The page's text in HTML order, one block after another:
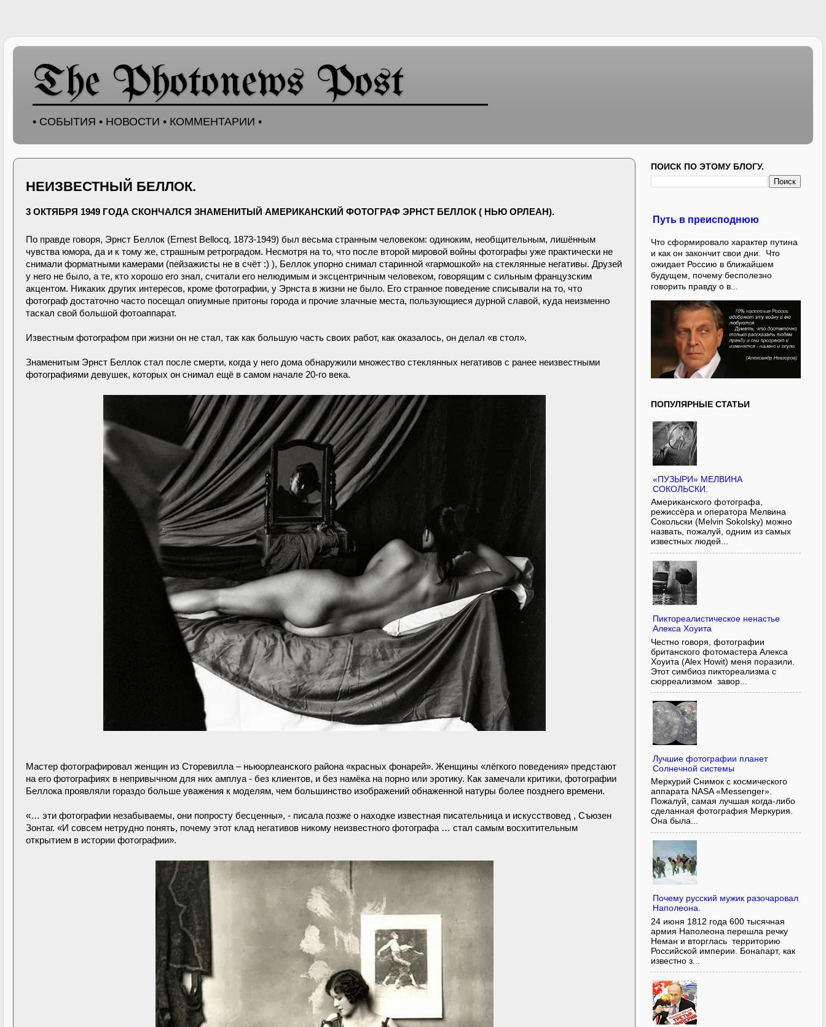
The Photonews Post
• СОБЫТИЯ • НОВОСТИ • КОММЕНТАРИИ •
НЕИЗВЕСТНЫЙ БЕЛЛОК.
3 ОКТЯБРЯ 1949 ГОДА СКОНЧАЛСЯ ЗНАМЕНИТЫЙ АМЕРИКАНСКИЙ ФОТОГРАФ ЭРНСТ БЕЛЛОК ( НЬЮ ОРЛЕАН).
По правде говоря, Эрнст Беллок (Ernest Bellocq, 1873-1949) был весьма странным человеком: одиноким, необщительным, лишённым
чувства юмора, да и к тому же, страшным ретроградом. Несмотря на то, что после второй мировой войны фотографы уже практически не
снимали форматными камерами (пейзажисты не в счёт :) ), Беллок упорно снимал старинной «гармошкой» на стеклянные негативы. Друзей
у него не было, а те, кто хорошо его знал, считали его нелюдимым и эксцентричным человеком, говорящим с сильным французским
акцентом. Никаких других интересов, кроме фотографии, у Эрнста в жизни не было. Его странное поведение списывали на то, что
фотограф достаточно часто посещал опиумные притоны города и прочие злачные места, пользующиеся дурной славой, куда неизменно
таскал свой большой фотоаппарат.
Известным фотографом при жизни он не стал, так как большую часть своих работ, как оказалось, он делал «в стол».
Знаменитым Эрнст Беллок стал после смерти, когда у него дома обнаружили множество стеклянных негативов с ранее неизвестными
фотографиями девушек, которых он снимал ещё в самом начале 20-го века.
Мастер фотографировал женщин из Сторевилла – ньюорлеанского района «красных фонарей». Женщины «лёгкого поведения» предстают
на его фотографиях в непривычном для них амплуа - без клиентов, и без намёка на порно или эротику. Как замечали критики, фотографии
Беллока проявляли гораздо больше уважения к моделям, чем большинство изображений обнаженной натуры более позднего времени.
«… эти фотографии незабываемы, они попросту бесценны», - писала позже о находке известная писательница и искусствовед , Съюзен
Зонтаг. «И совсем нетрудно понять, почему этот клад негативов никому неизвестного фотографа … стал самым восхитительным
открытием в истории фотографии».
ПОИСК ПО ЭТОМУ БЛОГУ.
Путь в преисподнюю
Что сформировало характер путина
и как он закончит свои дни. Что
ожидает Россию в ближайшем
будущем, почему бесполезно
говорить правду о в...
ПОПУЛЯРНЫЕ СТАТЬИ
«ПУЗЫРИ» МЕЛВИНА
СОКОЛЬСКИ.
Американского фотографа,
режиссёра и оператора Мелвина
Сокольски (Melvin Sokolsky) можно
назвать, пожалуй, одним из самых
известных людей...
Пиктореалистическое ненастье
Алекса Хоуита
Честно говоря, фотографии
британского фотомастера Алекса
Хоуита (Alex Howit) меня поразили.
Этот симбиоз пиктореализма с
сюрреализмом завор...
Лучшие фотографии планет
Солнечной системы
Меркурий Снимок с космического
аппарата NASA «Messenger».
Пожалуй, самая лучшая когда-либо
сделанная фотография Меркурия.
Она была...
Почему русский мужик разочаровал
Наполеона.
24 июня 1812 года 600 тысячная
армия Наполеона перешла речку
Неман и вторглась территорию
Российской империи. Бонапарт, как
известно з...